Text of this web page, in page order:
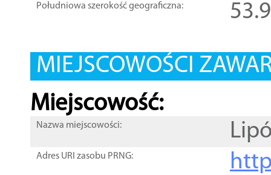
Południowa szerokość geograficzna:
MIEJSCOWOŚCI
Miejscowość:
Nazwa miejscowości:
Adres URI zasobu PRNG: